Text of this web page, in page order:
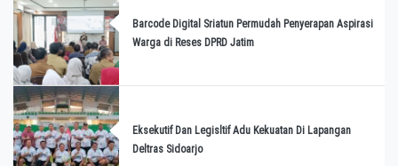
Barcode Digital Sriatun Permudah Penyerapan Aspirasi
Warga di Reses DPRD Jatim
Eksekutif Dan Legisltif Adu Kekuatan Di Lapangan
Deltras Sidoarjo